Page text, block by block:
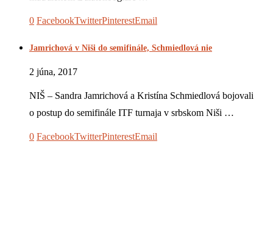
0 FacebookTwitterPinterestEmail
Jamrichová v Niši do semifinále, Schmiedlová nie
2 júna, 2017
NIŠ – Sandra Jamrichová a Kristína Schmiedlová bojovali
o postup do semifinále ITF turnaja v srbskom Niši …
0 FacebookTwitterPinterestEmail